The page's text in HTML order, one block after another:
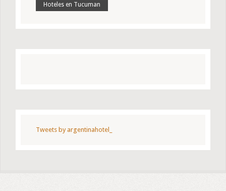
Hoteles en Tucuman
Tweets by argentinahotel_